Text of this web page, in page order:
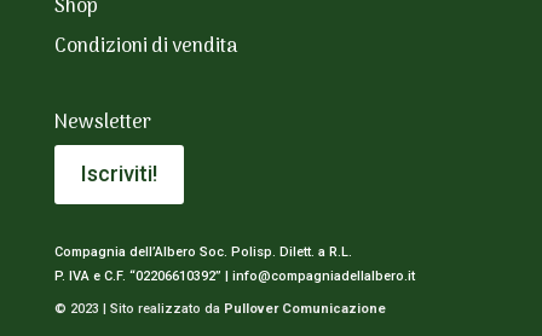
Shop
Condizioni di vendita
Newsletter
Iscriviti!
Compagnia dell’Albero Soc. Polisp. Dilett. a R.L.
P. IVA e C.F. “02206610392” | info@compagniadellalbero.it
© 2023 | Sito realizzato da Pullover Comunicazione